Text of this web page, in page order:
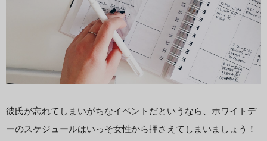
彼氏が忘れてしまいがちなイベントだというなら、ホワイトデ
ーのスケジュールはいっそ女性から押さえてしまいましょう！